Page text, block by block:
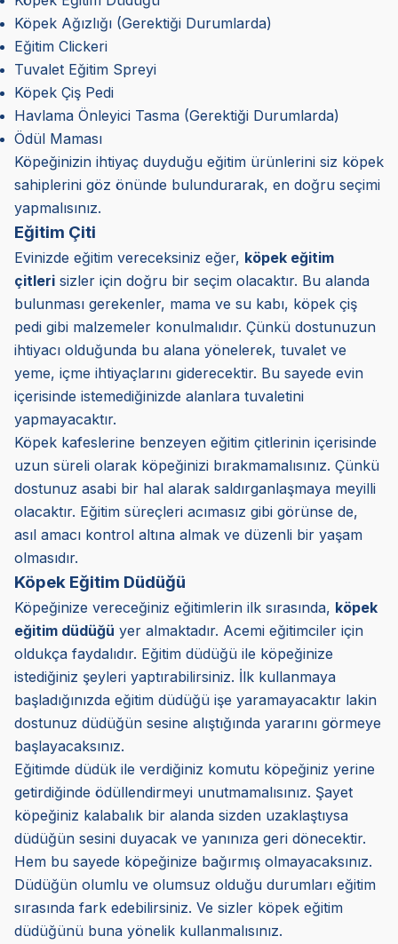
Köpek Ağızlığı (Gerektiği Durumlarda)
Eğitim Clickeri
Tuvalet Eğitim Spreyi
Köpek Çiş Pedi
Havlama Önleyici Tasma (Gerektiği Durumlarda)
Ödül Maması
Köpeğinizin ihtiyaç duyduğu eğitim ürünlerini siz köpek
sahiplerini göz önünde bulundurarak, en doğru seçimi
yapmalısınız.
Eğitim Çiti
Evinizde eğitim vereceksiniz eğer, köpek eğitim
çitleri sizler için doğru bir seçim olacaktır. Bu alanda
bulunması gerekenler, mama ve su kabı, köpek çiş
pedi gibi malzemeler konulmalıdır. Çünkü dostunuzun
ihtiyacı olduğunda bu alana yönelerek, tuvalet ve
yeme, içme ihtiyaçlarını giderecektir. Bu sayede evin
içerisinde istemediğinizde alanlara tuvaletini
yapmayacaktır.
Köpek kafeslerine benzeyen eğitim çitlerinin içerisinde
uzun süreli olarak köpeğinizi bırakmamalısınız. Çünkü
dostunuz asabi bir hal alarak saldırganlaşmaya meyilli
olacaktır. Eğitim süreçleri acımasız gibi görünse de,
asıl amacı kontrol altına almak ve düzenli bir yaşam
olmasıdır.
Köpek Eğitim Düdüğü
Köpeğinize vereceğiniz eğitimlerin ilk sırasında, köpek
eğitim düdüğü yer almaktadır. Acemi eğitimciler için
oldukça faydalıdır. Eğitim düdüğü ile köpeğinize
istediğiniz şeyleri yaptırabilirsiniz. İlk kullanmaya
başladığınızda eğitim düdüğü işe yaramayacaktır lakin
dostunuz düdüğün sesine alıştığında yararını görmeye
başlayacaksınız.
Eğitimde düdük ile verdiğiniz komutu köpeğiniz yerine
getirdiğinde ödüllendirmeyi unutmamalısınız. Şayet
köpeğiniz kalabalık bir alanda sizden uzaklaştıysa
düdüğün sesini duyacak ve yanınıza geri dönecektir.
Hem bu sayede köpeğinize bağırmış olmayacaksınız.
Düdüğün olumlu ve olumsuz olduğu durumları eğitim
sırasında fark edebilirsiniz. Ve sizler köpek eğitim
düdüğünü buna yönelik kullanmalısınız.